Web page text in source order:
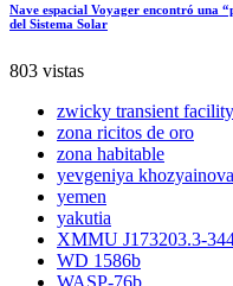
Nave espacial Voyager encontró una
del Sistema Solar
803 vistas
zwicky transient facility
zona ricitos de oro
zona habitable
yevgeniya khozyainova
yemen
yakutia
XMMU J173203.3-
WD 1586b
WASP-76b